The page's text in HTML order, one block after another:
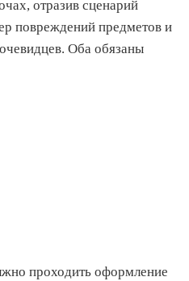
отразив сценарий
повреждений предметов и
Оба обязаны
проходить оформление